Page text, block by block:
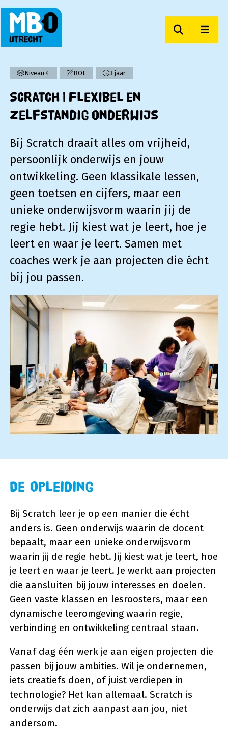
Zoeken
Niveau 4 BOL 3 jaar
Scratch | Flexibel en
zelfstandig onderwijs
Bij Scratch draait alles om vrijheid,
persoonlijk onderwijs en jouw
ontwikkeling. Geen klassikale lessen,
geen toetsen en cijfers, maar een
unieke onderwijsvorm waarin jij de
regie hebt. Jij kiest wat je leert, hoe je
leert en waar je leert. Samen met
coaches werk je aan projecten die écht
bij jou passen.
De opleiding
Bij Scratch leer je op een manier die écht
anders is. Geen onderwijs waarin de docent
bepaalt, maar een unieke onderwijsvorm
waarin jij de regie hebt. Jij kiest wat je leert, hoe
je leert en waar je leert. Je werkt aan projecten
die aansluiten bij jouw interesses en doelen.
Geen vaste klassen en lesroosters, maar een
dynamische leeromgeving waarin regie,
verbinding en ontwikkeling centraal staan.
Vanaf dag één werk je aan eigen projecten die
passen bij jouw ambities. Wil je ondernemen,
iets creatiefs doen, of juist verdiepen in
technologie? Het kan allemaal. Scratch is
onderwijs dat zich aanpast aan jou, niet
andersom.